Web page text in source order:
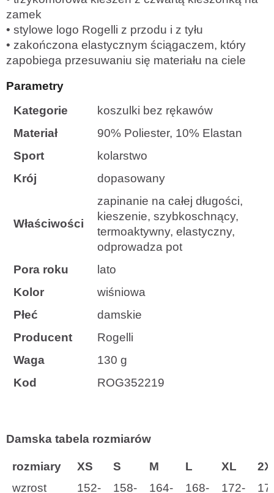
zamek
• stylowe logo Rogelli z przodu i z tyłu
• zakończona elastycznym ściągaczem, który
zapobiega przesuwaniu się materiału na ciele
Parametry
Kategorie
koszulki bez rękawów
Materiał
90% Poliester, 10% Elastan
Sport
kolarstwo
Krój
dopasowany
Właściwości
zapinanie na całej długości,
kieszenie, szybkoschnący,
termoaktywny, elastyczny,
odprowadza pot
Pora roku
lato
Kolor
wiśniowa
Płeć
damskie
Producent
Rogelli
Waga
130 g
Kod
ROG352219
Damska tabela rozmiarów
rozmiary XS S M L XL
wzrost
152- 158- 164- 168- 172-